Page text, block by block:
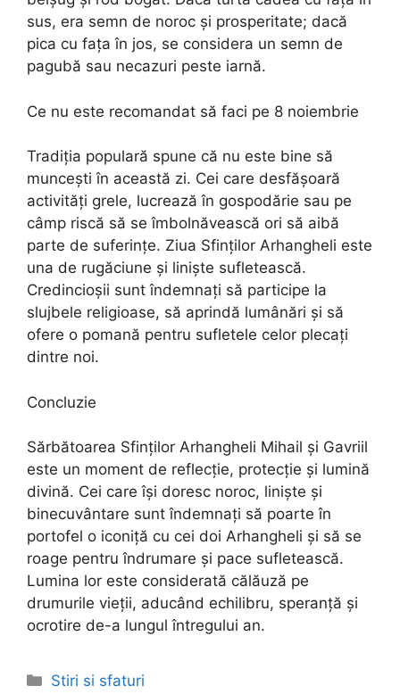
sus, era semn de noroc și prosperitate; dacă
pica cu fața în jos, se considera un semn de
pagubă sau necazuri peste iarnă.
Ce nu este recomandat să faci pe 8 noiembrie
Tradiția populară spune că nu este bine să
muncești în această zi. Cei care desfășoară
activități grele, lucrează în gospodărie sau pe
câmp riscă să se îmbolnăvească ori să aibă
parte de suferințe. Ziua Sfinților Arhangheli este
una de rugăciune și liniște sufletească.
Credincioșii sunt îndemnați să participe la
slujbele religioase, să aprindă lumânări și să
ofere o pomană pentru sufletele celor plecați
dintre noi.
Concluzie
Sărbătoarea Sfinților Arhangheli Mihail și Gavriil
este un moment de reflecție, protecție și lumină
divină. Cei care își doresc noroc, liniște și
binecuvântare sunt îndemnați să poarte în
portofel o iconiță cu cei doi Arhangheli și să se
roage pentru îndrumare și pace sufletească.
Lumina lor este considerată călăuză pe
drumurile vieții, aducând echilibru, speranță și
ocrotire de-a lungul întregului an.
Categories
Stiri si sfaturi